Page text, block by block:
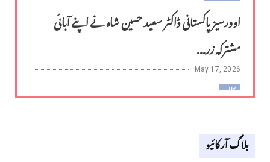
اوورسیز پاکستانی ڈاکٹر سعید حسین شاہ نے اپنے آبائی
مشترکہ زر...
May 17, 2026
کالم
Apr 18, 2026
بلاگ آرکائیو